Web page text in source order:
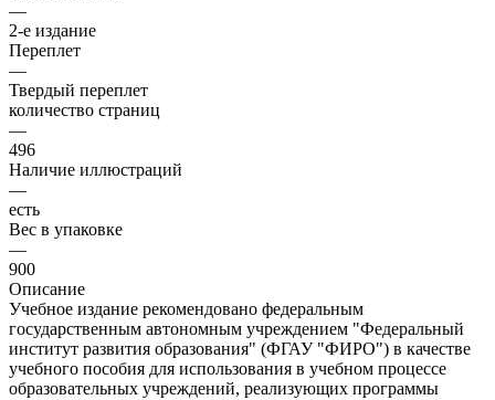
—
2-е издание
Переплет
—
Твердый переплет
количество страниц
—
496
Наличие иллюстраций
—
есть
Вес в упаковке
—
900
Описание
Учебное издание рекомендовано федеральным
государственным автономным учреждением "Федеральный
институт развития образования" (ФГАУ "ФИРО") в качестве
учебного пособия для использования в учебном процессе
образовательных учреждений, реализующих программы